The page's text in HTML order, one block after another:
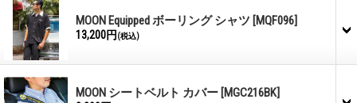
MOON Equipped ボーリング シャツ [MQF096]
13,200円(税込)
MOON シートベルト カバー [MGC216BK]